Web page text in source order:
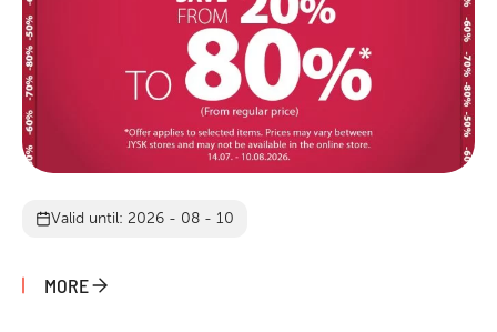
Valid until: 2026 - 08 - 10
MORE